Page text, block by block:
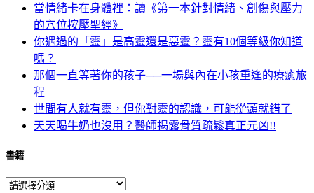
當情緒卡在身體裡：讀《第一本針對情緒、創傷與壓力
的穴位按壓聖經》
你遇過的「靈」是高靈還是惡靈？靈有10個等級你知道
嗎？
那個一直等著你的孩子──一場與內在小孩重逢的療癒旅
程
世間有人就有靈，但你對靈的認識，可能從頭就錯了
天天喝牛奶也沒用？醫師揭露骨質疏鬆真正元凶!!
書籍